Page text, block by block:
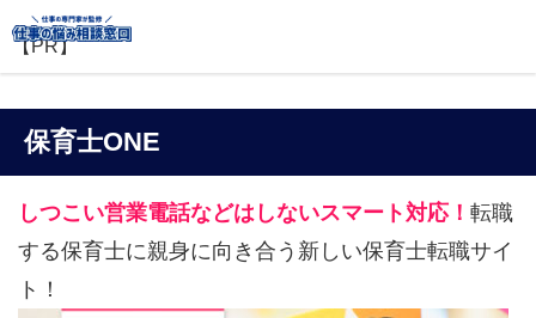
【PR】
保育士ONE
しつこい営業電話などはしないスマート対応！ 転職
する保育士に親身に向き合う新しい保育士転職サイ
ト！